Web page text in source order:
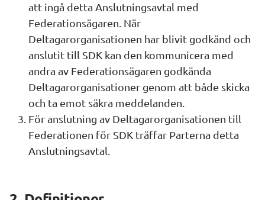
att ingå detta Anslutningsavtal med
Federationsägaren. När
Deltagarorganisationen har blivit godkänd och
anslutit till SDK kan den kommunicera med
andra av Federationsägaren godkända
Deltagarorganisationer genom att både skicka
och ta emot säkra meddelanden.
För anslutning av Deltagarorganisationen till
Federationen för SDK träffar Parterna detta
Anslutningsavtal.